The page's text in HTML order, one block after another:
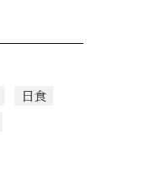
日食